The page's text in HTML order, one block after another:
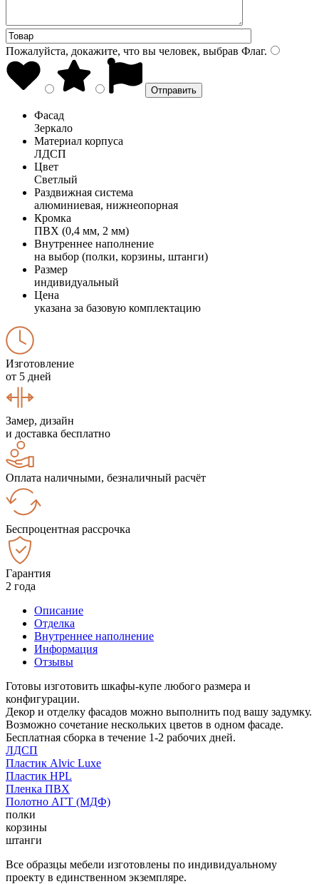
Пожалуйста, докажите, что вы человек, выбрав Флаг.
Фасад
Зеркало
Материал корпуса
ЛДСП
Цвет
Светлый
Раздвижная система
алюминиевая, нижнеопорная
Кромка
ПВХ (0,4 мм, 2 мм)
Внутреннее наполнение
на выбор (полки, корзины, штанги)
Размер
индивидуальный
Цена
указана за базовую комплектацию
Изготовление
от 5 дней
Замер, дизайн
и доставка бесплатно
Оплата наличными, безналичный расчёт
Беспроцентная рассрочка
Гарантия
2 года
Описание
Отделка
Внутреннее наполнение
Информация
Отзывы
Готовы изготовить шкафы-купе любого размера и
конфигурации.
Декор и отделку фасадов можно выполнить под вашу задумку.
Возможно сочетание нескольких цветов в одном фасаде.
Бесплатная сборка в течение 1-2 рабочих дней.
ЛДСП
Пластик Alvic Luxe
Пластик HPL
Пленка ПВХ
Полотно АГТ (МДФ)
полки
корзины
штанги
Все образцы мебели изготовлены по индивидуальному
проекту в единственном экземпляре.